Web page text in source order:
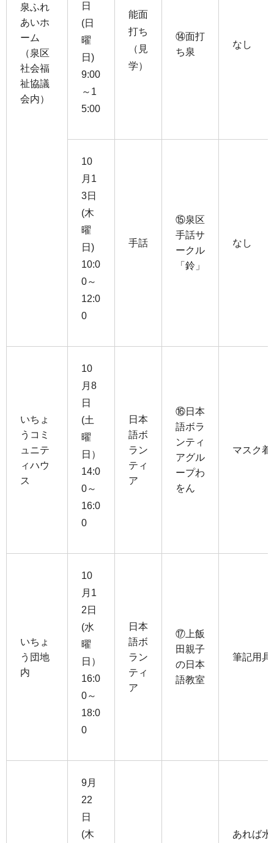
泉ふれ
あいホ
ーム
（泉区
社会福
祉協議
会内）
日
(日
曜
日)
9:00
～1
5:00
能面
打ち
（見
学）
⑭面打
ち泉
なし
10
月1
3日
(木
曜
日)
10:0
0～
12:0
0
手話
⑮泉区
手話サ
ークル
「鈴」
なし
いちょ
うコミ
ュニテ
ィハウ
ス
10
月8
日
(土
曜
日）
14:0
0～
16:0
0
日本
語ボ
ラン
ティ
ア
⑯日本
語ボラ
ンティ
アグル
ープわ
をん
マスク着
いちょ
う団地
内
10
月1
2日
(水
曜
日）
16:0
0～
18:0
0
日本
語ボ
ラン
ティ
ア
⑰上飯
田親子
の日本
語教室
筆記用具
9月
22
日
(木
あれば